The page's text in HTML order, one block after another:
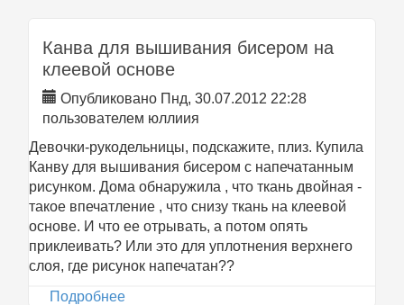
Канва для вышивания бисером на
клеевой основе
Опубликовано Пнд, 30.07.2012 22:28
пользователем юллиия
Девочки-рукодельницы, подскажите, плиз. Купила
Канву для вышивания бисером с напечатанным
рисунком. Дома обнаружила , что ткань двойная -
такое впечатление , что снизу ткань на клеевой
основе. И что ее отрывать, а потом опять
приклеивать? Или это для уплотнения верхнего
слоя, где рисунок напечатан??
Подробнее